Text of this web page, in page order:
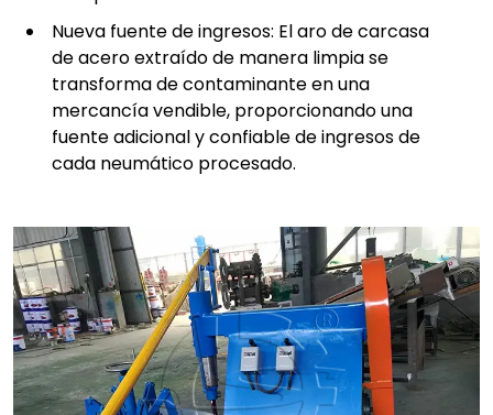
Nueva fuente de ingresos: El aro de carcasa
de acero extraído de manera limpia se
transforma de contaminante en una
mercancía vendible, proporcionando una
fuente adicional y confiable de ingresos de
cada neumático procesado.